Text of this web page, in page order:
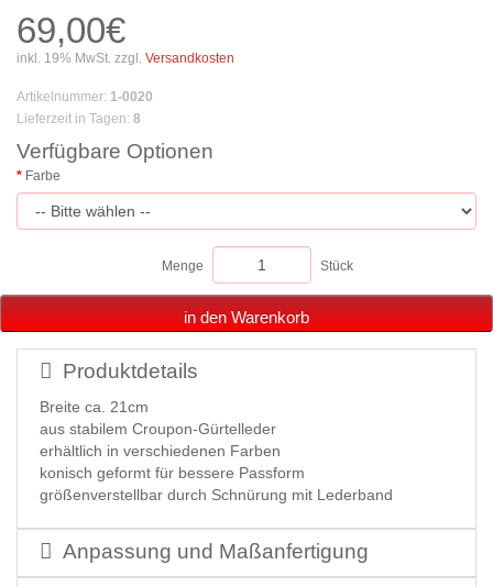
69,00€
inkl. 19% MwSt. zzgl. Versandkosten
Artikelnummer: 1-0020
Lieferzeit in Tagen: 8
Verfügbare Optionen
Farbe
Menge Stück
in den Warenkorb
Produktdetails
Breite ca. 21cm
aus stabilem Croupon-Gürtelleder
erhältlich in verschiedenen Farben
konisch geformt für bessere Passform
größenverstellbar durch Schnürung mit Lederband
Anpassung und Maßanfertigung